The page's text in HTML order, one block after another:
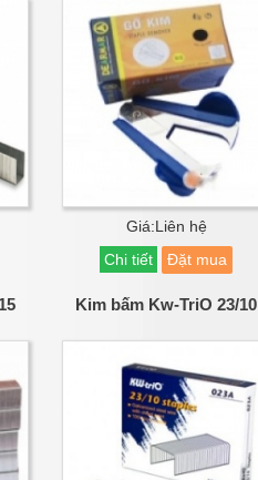
Giá:Liên hệ
Chi tiết
Đặt mua
Kim bấm Kw-TriO 23/10